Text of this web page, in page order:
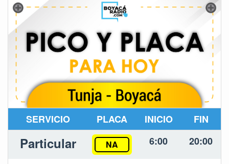
SERVICIO PLACA INICIO FIN
Particular NA 6:00 20:00